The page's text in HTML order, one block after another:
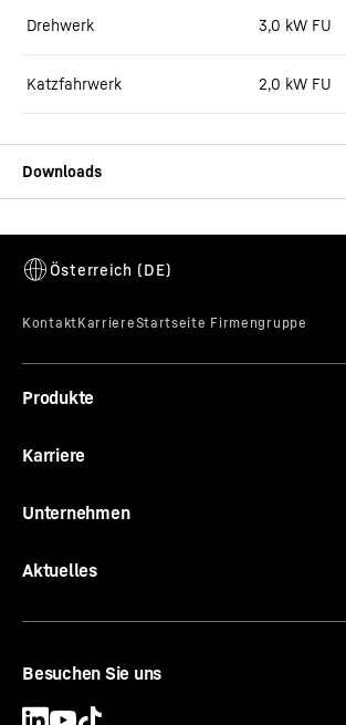
Drehwerk 3,0 kW FU
Katzfahrwerk 2,0 kW FU
Produkte
Karriere
Unternehmen
Aktuelles
Besuchen Sie uns